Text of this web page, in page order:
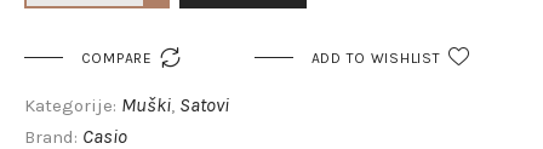
COMPARE  ADD TO WISHLIST
Kategorije: Muški Satovi
Brand: Casio